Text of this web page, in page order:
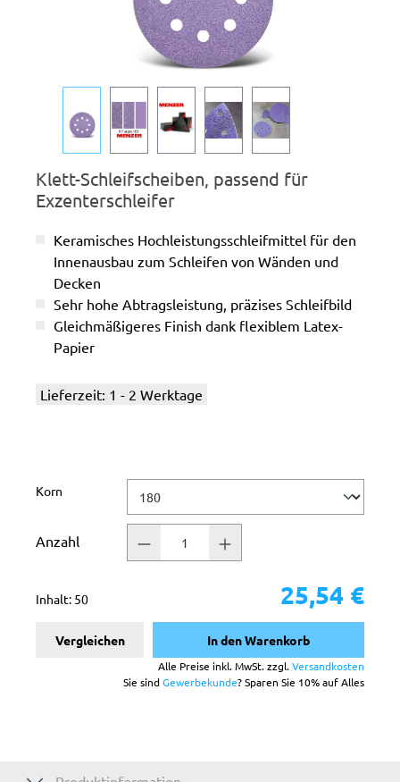
Klett-Schleifscheiben, passend für
Exzenterschleifer
Keramisches Hochleistungsschleifmittel für den
Innenausbau zum Schleifen von Wänden und
Decken
Sehr hohe Abtragsleistung, präzises Schleifbild
Gleichmäßigeres Finish dank flexiblem Latex-
Papier
Lieferzeit: 1 - 2 Werktage
Korn
Anzahl
Inhalt: 50 25,54 €
Vergleichen In den Warenkorb
Alle Preise inkl. MwSt. zzgl.Versandkosten
Sie sindGewerbekunde? Sparen Sie 10% auf Alles